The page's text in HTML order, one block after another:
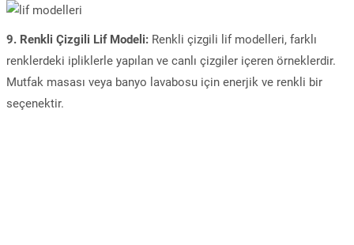
9. Renkli Çizgili Lif Modeli: Renkli çizgili lif modelleri, farklı
renklerdeki ipliklerle yapılan ve canlı çizgiler içeren örneklerdir.
Mutfak masası veya banyo lavabosu için enerjik ve renkli bir
seçenektir.